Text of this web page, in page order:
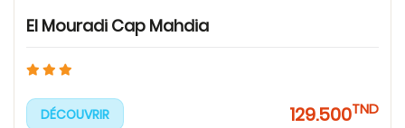
El Mouradi Cap Mahdia
DÉCOUVRIR 129.500TND